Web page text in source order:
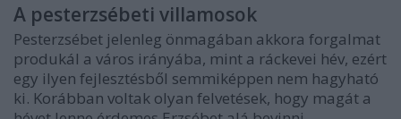
A pesterzsébeti villamosok
Pesterzsébet jelenleg önmagában akkora forgalmat
produkál a város irányába, mint a ráckevei hév, ezért
egy ilyen fejlesztésből semmiképpen nem hagyható
ki. Korábban voltak olyan felvetések, hogy magát a